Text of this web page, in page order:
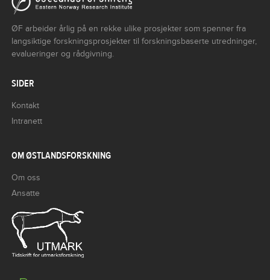
ØF arbeider årlig på en rekke ulike prosjekter som spenner fra
langsiktige forskningsprosjekter til forskningsbaserte utredninger,
evalueringer og rådgivning.
SIDER
Kontakt
Intranett
OM ØSTLANDSFORSKNING
Om oss
Ansatte